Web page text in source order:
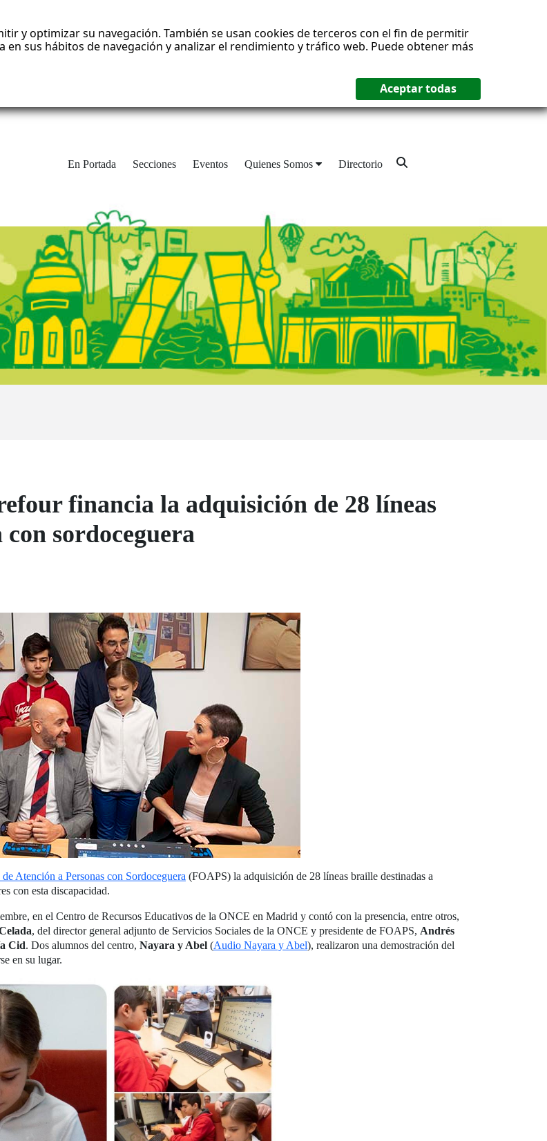
y optimizar su navegación. También se usan cookies de terceros con el fin de permitir
sus hábitos de navegación y analizar el rendimiento y tráfico web. Puede obtener más
En Portada Secciones Eventos Quienes Somos Directorio
financia la adquisición de 28 líneas
sordoceguera
Atención a Personas con Sordoceguera (FOAPS) la adquisición de 28 líneas braille destinadas a
con esta discapacidad.
en el Centro de Recursos Educativos de la ONCE en Madrid y contó con la presencia, entre otros,
, del director general adjunto de Servicios Sociales de la ONCE y presidente de FOAPS, Andrés
Cid. Dos alumnos del centro, Nayara y Abel (Audio Nayara y Abel), realizaron una demostración del
en su lugar.